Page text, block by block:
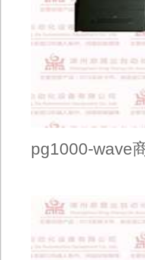
pg1000-wave